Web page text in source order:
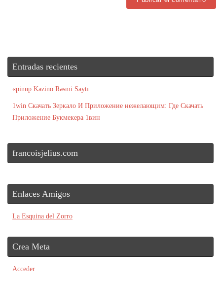
Entradas recientes
«pinup Kazino Rəsmi Saytı
1win Скачать Зеркало И Приложение нежелающим: Где Скачать
Приложение Букмекера 1вин
francoisjelius.com
Enlaces Amigos
La Esquina del Zorro
Crea Meta
Acceder